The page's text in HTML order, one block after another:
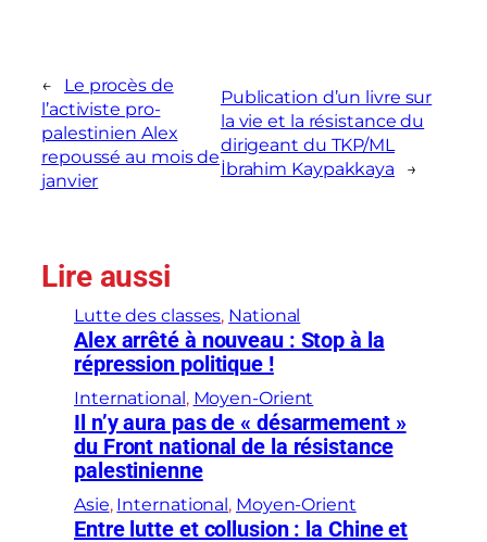
←
Le procès de
l’activiste pro-
palestinien Alex
repoussé au mois de
janvier
Publication d’un livre sur
la vie et la résistance du
dirigeant du TKP/ML
İbrahim Kaypakkaya
→
Lire aussi
Lutte des classes, National
Alex arrêté à nouveau : Stop à la
répression politique !
International , Moyen-Orient
Il n’y aura pas de « désarmement »
du Front national de la résistance
palestinienne
Asie, International , Moyen-Orient
Entre lutte et collusion : la Chine et